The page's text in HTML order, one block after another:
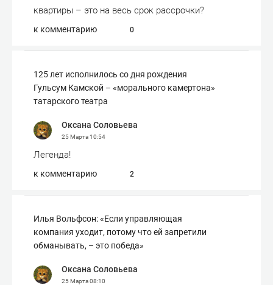
квартиры – это на весь срок рассрочки?
к комментарию 0
125 лет исполнилось со дня рождения
Гульсум Камской – «морального камертона»
татарского театра
Оксана Соловьева
25 Марта10:54
Легенда!
к комментарию 2
Илья Вольфсон: «Если управляющая
компания уходит, потому что ей запретили
обманывать, – это победа»
Оксана Соловьева
25 Марта08:10